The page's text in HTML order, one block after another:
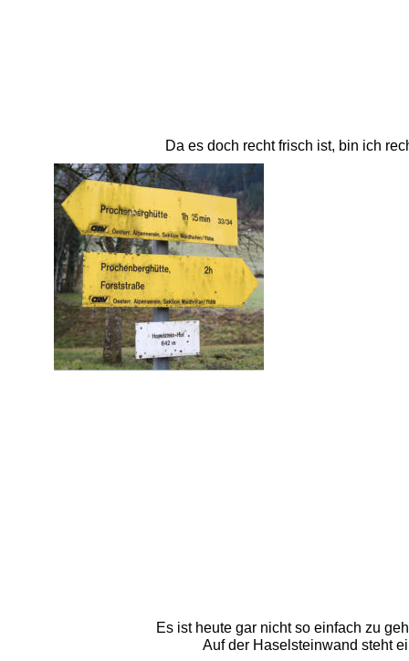
Da es doch recht frisch ist, bin ich
Es ist heute gar nicht so einfach zu
Auf der Haselsteinwand steht